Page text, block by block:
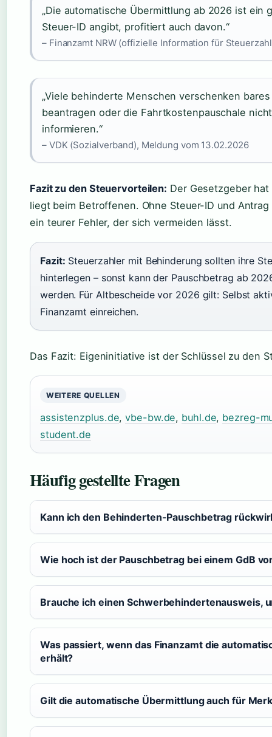
„Die automatische Übermittlung ab 2026 ist ein
Steuer-ID angibt, profitiert auch davon.“
– Finanzamt NRW (offizielle Information für
„Viele behinderte Menschen verschenken
beantragen oder die Fahrtkostenpauschale
informieren.“
– VDK (Sozialverband), Meldung vom 13.02.2026
Fazit zu den Steuervorteilen: Der Gesetzgeber
liegt beim Betroffenen. Ohne Steuer-ID und
ein teurer Fehler, der sich vermeiden lässt.
Fazit: Steuerzahler mit Behinderung sollten ihre
hinterlegen – sonst kann der Pauschbetrag ab
werden. Für Altbescheide vor 2026 gilt: Selbst
Finanzamt einreichen.
Das Fazit: Eigeninitiative ist der Schlüssel zu den
WEITERE QUELLEN
assistenzplus.de,vbe-bw.de, buhl.de, bezreg-
student.de
Häufig gestellte Fragen
Kann ich den Behinderten-Pauschbetrag
Wie hoch ist der Pauschbetrag bei einem GdB
Brauche ich einen Schwerbehindertenausweis,
Was passiert, wenn das Finanzamt die
erhält?
Gilt die automatische Übermittlung auch für